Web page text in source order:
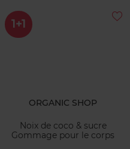
1+1
ORGANIC SHOP
Noix de coco & sucre
Gommage pour le corps